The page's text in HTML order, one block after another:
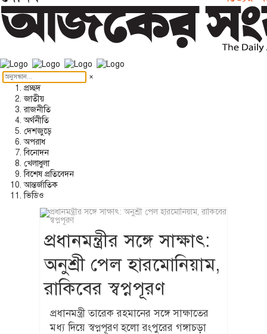
×
প্রচ্ছদ
জাতীয়
রাজনীতি
অর্থনীতি
দেশজুড়ে
অপরাধ
বিনোদন
খেলাধুলা
বিশেষ প্রতিবেদন
আন্তর্জাতিক
ভিডিও
প্রধানমন্ত্রীর সঙ্গে সাক্ষাৎ:
অনুশ্রী পেল হারমোনিয়াম,
রাকিবের স্বপ্নপূরণ
প্রধানমন্ত্রী তারেক রহমানের সঙ্গে সাক্ষাতের
মধ্য দিয়ে স্বপ্নপূরণ হলো রংপুরের গঙ্গাচড়া